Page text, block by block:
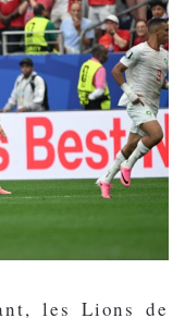
les Lions de